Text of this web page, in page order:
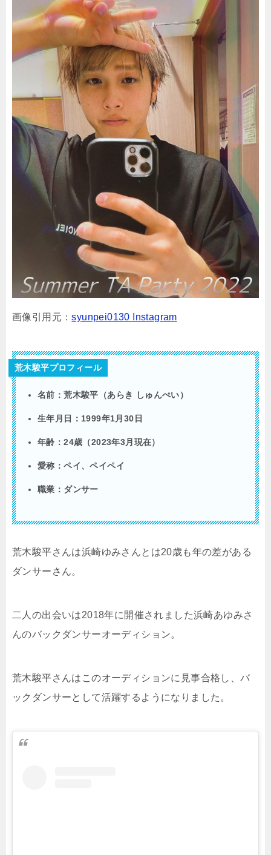
画像引用元：syunpei0130 Instagram
荒木駿平プロフィール
名前：荒木駿平（あらき しゅんぺい）
生年月日：1999年1月30日
年齢：24歳（2023年3月現在）
愛称：ペイ、ペイペイ
職業：ダンサー
荒木駿平さんは浜崎ゆみさんとは20歳も年の差がある
ダンサーさん。
二人の出会いは2018年に開催されました浜崎あゆみさ
んのバックダンサーオーディション。
荒木駿平さんはこのオーディションに見事合格し、バ
ックダンサーとして活躍するようになりました。